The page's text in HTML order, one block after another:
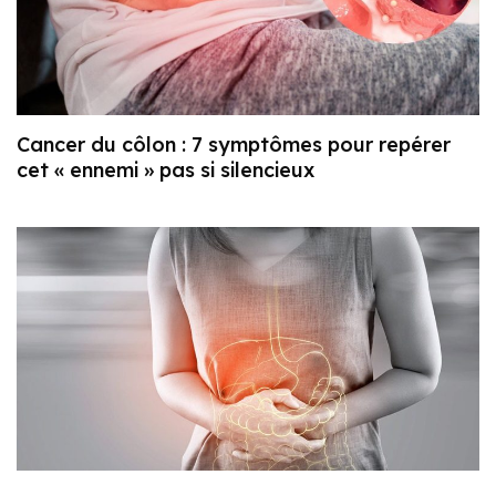
Cancer du côlon : 7 symptômes pour repérer
cet « ennemi » pas si silencieux